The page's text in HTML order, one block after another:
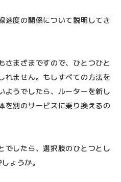
速度の関係について説明してき
さまざまですので、ひとつひと
れません。もしすべての方法を
ようでしたら、ルーターを新し
を別のサービスに乗り換えるの
でしたら、選択肢のひとつとし
ょうか。